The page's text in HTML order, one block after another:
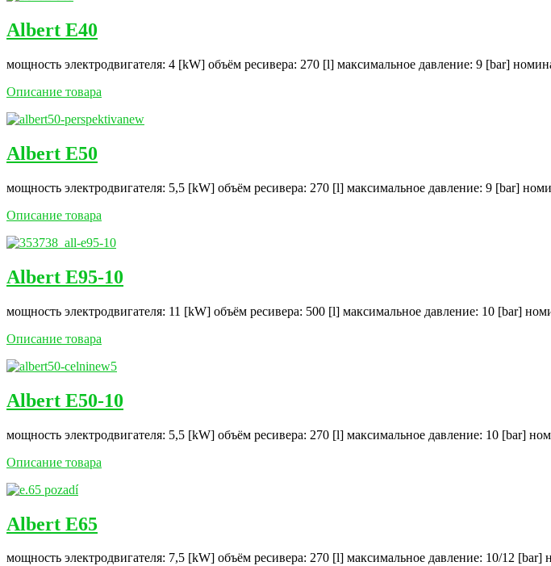
Albert E40
мощность электродвигателя: 4 [kW] объём ресивера: 270 [l] максимальное давление: 9 [bar]
Описание товара
Albert E50
мощность электродвигателя: 5,5 [kW] объём ресивера: 270 [l] максимальное давление: 9 [bar]
Описание товара
Albert E95-10
мощность электродвигателя: 11 [kW] объём ресивера: 500 [l] максимальное давление: 10 [bar]
Описание товара
Albert E50-10
мощность электродвигателя: 5,5 [kW] объём ресивера: 270 [l] максимальное давление: 10 [bar]
Описание товара
Albert E65
мощность электродвигателя: 7,5 [kW] объём ресивера: 270 [l] максимальное давление: 10/12